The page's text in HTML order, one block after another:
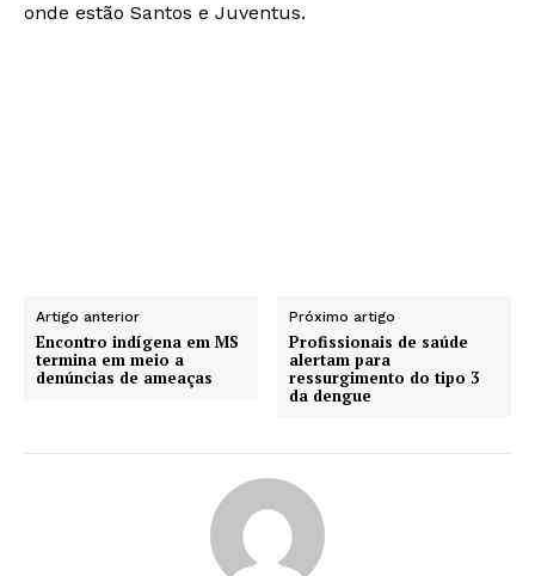
onde estão Santos e Juventus.
Artigo anterior
Encontro indígena em MS
termina em meio a
denúncias de ameaças
Próximo artigo
Profissionais de saúde
alertam para
ressurgimento do tipo 3
da dengue